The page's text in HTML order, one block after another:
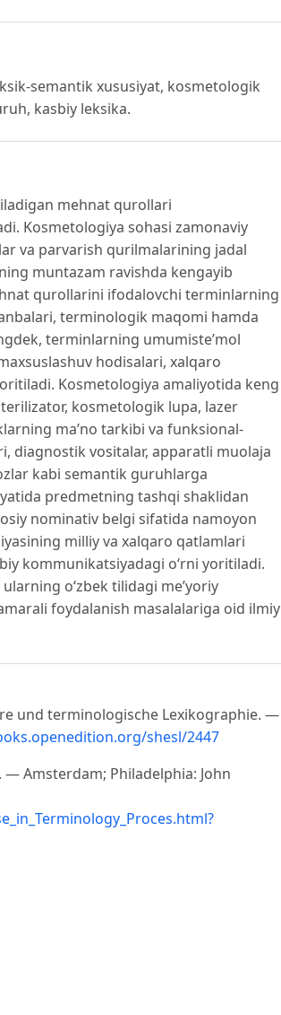
semantik xususiyat, kosmetologik
kasbiy leksika.
mehnat qurollari
Kosmetologiya sohasi zamonaviy
va parvarish qurilmalarining jadal
muntazam ravishda kengayib
qurollarini ifodalovchi terminlarning
terminologik maqomi hamda
terminlarning umumiste’mol
hodisalari, xalqaro
Kosmetologiya amaliyotida keng
kosmetologik lupa, lazer
ma’no tarkibi va funksional-
diagnostik vositalar, apparatli muolaja
kabi semantik guruhlarga
predmetning tashqi shaklidan
nominativ belgi sifatida namoyon
milliy va xalqaro qatlamlari
kommunikatsiyadagi o‘rni yoritiladi.
o‘zbek tilidagi me’yoriy
foydalanish masalalariga oid ilmiy
und terminologische Lexikographie. —
shesl/2447
— Amsterdam; Philadelphia: John